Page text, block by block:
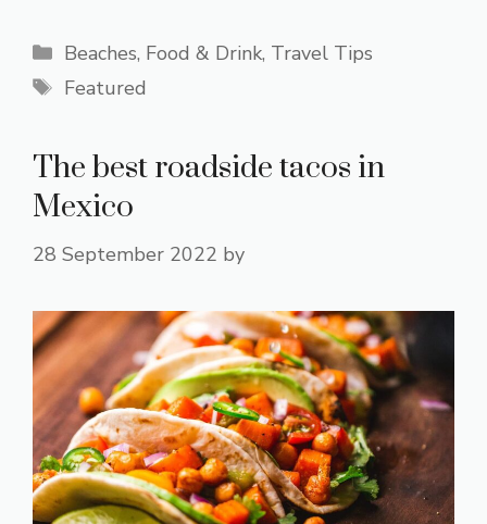
Categories
Beaches, Food & Drink, Travel Tips
Tags
Featured
The best roadside tacos in
Mexico
28 September 2022 by